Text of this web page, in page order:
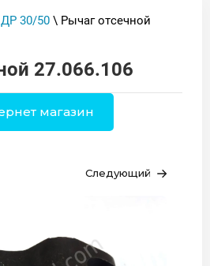
ДР 30/50 \ Рычаг отсечной
27.066.106
магазин
Следующий